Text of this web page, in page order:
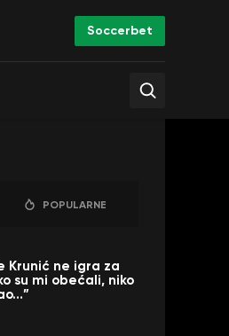
Soccerbet
POPULARNE
Krunić ne igra za
su mi obećali, niko